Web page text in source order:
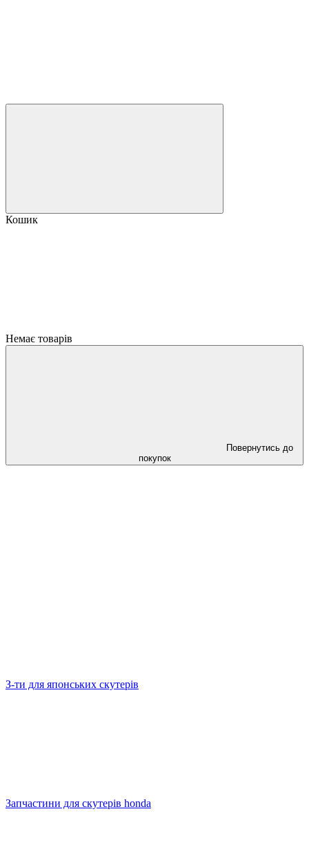
Кошик
Немає товарів
Повернутись до
покупок
З-ти для японських скутерів
Запчастини для скутерів honda